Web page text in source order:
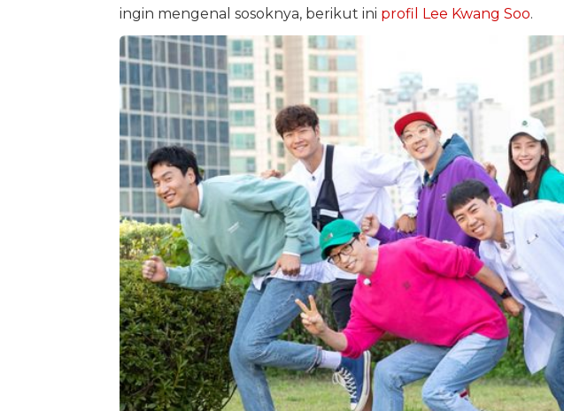
ingin mengenal sosoknya, berikut ini profil Lee Kwang Soo.